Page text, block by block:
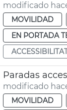
modificado
MOVILIDAD
EN PORTADA
Paradas
modificado
MOVILIDAD